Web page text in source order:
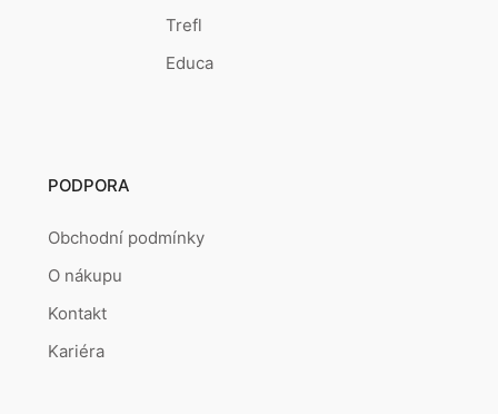
Trefl
Educa
PODPORA
Obchodní podmínky
O nákupu
Kontakt
Kariéra